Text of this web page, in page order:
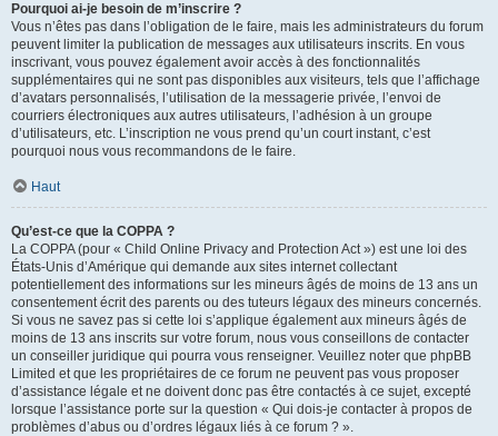
Pourquoi ai-je besoin de m’inscrire ?
Vous n’êtes pas dans l’obligation de le faire, mais les administrateurs du forum
peuvent limiter la publication de messages aux utilisateurs inscrits. En vous
inscrivant, vous pouvez également avoir accès à des fonctionnalités
supplémentaires qui ne sont pas disponibles aux visiteurs, tels que l’affichage
d’avatars personnalisés, l’utilisation de la messagerie privée, l’envoi de
courriers électroniques aux autres utilisateurs, l’adhésion à un groupe
d’utilisateurs, etc. L’inscription ne vous prend qu’un court instant, c’est
pourquoi nous vous recommandons de le faire.
Haut
Qu’est-ce que la COPPA ?
La COPPA (pour « Child Online Privacy and Protection Act ») est une loi des
États-Unis d’Amérique qui demande aux sites internet collectant
potentiellement des informations sur les mineurs âgés de moins de 13 ans un
consentement écrit des parents ou des tuteurs légaux des mineurs concernés.
Si vous ne savez pas si cette loi s’applique également aux mineurs âgés de
moins de 13 ans inscrits sur votre forum, nous vous conseillons de contacter
un conseiller juridique qui pourra vous renseigner. Veuillez noter que phpBB
Limited et que les propriétaires de ce forum ne peuvent pas vous proposer
d’assistance légale et ne doivent donc pas être contactés à ce sujet, excepté
lorsque l’assistance porte sur la question « Qui dois-je contacter à propos de
problèmes d’abus ou d’ordres légaux liés à ce forum ? ».